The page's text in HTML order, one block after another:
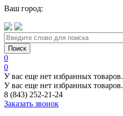
Ваш город:
0
0
У вас еще нет избранных товаров.
У вас еще нет избранных товаров.
8 (843) 252-21-24
Заказать звонок